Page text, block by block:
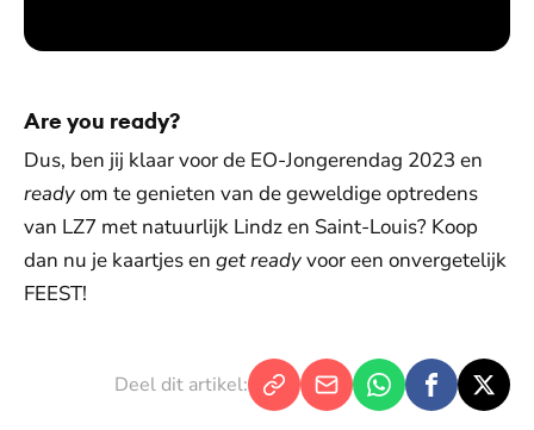
Are you ready?
Dus, ben jij klaar voor de EO-Jongerendag 2023 en
readyom te genieten van de geweldige optredens
van LZ7 met natuurlijk Lindz en Saint-Louis? Koop
dan nu je kaartjes en get readyvoor een onvergetelijk
FEEST!
Deel dit artikel: